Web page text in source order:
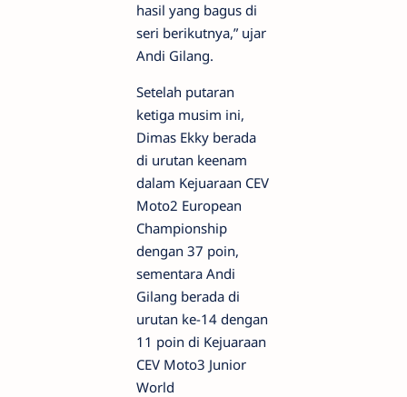
hasil yang bagus di
seri berikutnya,” ujar
Andi Gilang.
Setelah putaran
ketiga musim ini,
Dimas Ekky berada
di urutan keenam
dalam Kejuaraan CEV
Moto2 European
Championship
dengan 37 poin,
sementara Andi
Gilang berada di
urutan ke-14 dengan
11 poin di Kejuaraan
CEV Moto3 Junior
World